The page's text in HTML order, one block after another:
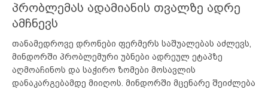
პრობლემას ადამიანის თვალზე ადრე
ამჩნევს
თანამედროვე დრონები ფერმერს საშუალებას აძლევს,
მინდორში პრობლემური უბნები ადრეულ ეტაპზე
აღმოაჩინოს და საჭირო ზომები მოსავლის
დანაკარგებამდე მიიღოს. მინდორში მცენარე შეიძლება